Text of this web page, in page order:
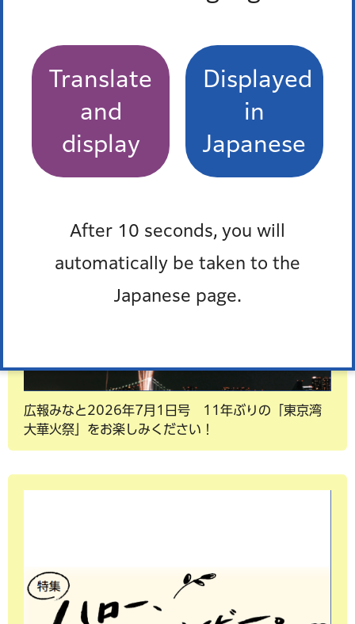
Translate
and
display
Displayed
in
Japanese
After 10 seconds, you will
automatically be taken to the
Japanese page.
広報みなと2026年7月1日号 11年ぶりの「東京湾
大華火祭」をお楽しみください！